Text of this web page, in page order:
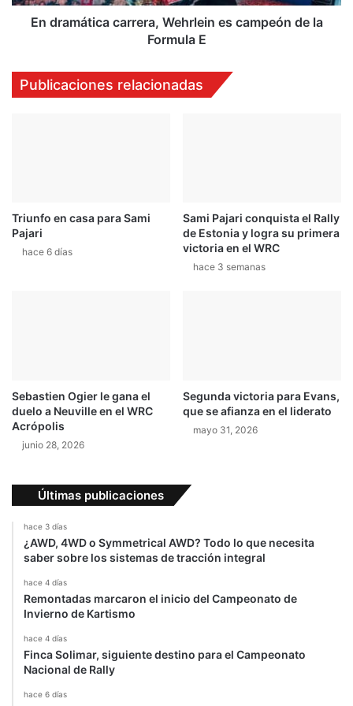
Formula
En dramática carrera, Wehrlein es campeón de la
Formula E
Publicaciones relacionadas
Triunfo en casa para Sami
Pajari
hace 6 días
Sami Pajari conquista el Rally
de Estonia y logra su primera
victoria en el WRC
hace 3 semanas
Sebastien Ogier le gana el
duelo a Neuville en el WRC
Acrópolis
junio 28, 2026
Segunda victoria para Evans,
que se afianza en el liderato
mayo 31, 2026
Últimas publicaciones
hace 3 días
¿AWD, 4WD o Symmetrical AWD? Todo lo que necesita
saber sobre los sistemas de tracción integral
hace 4 días
Remontadas marcaron el inicio del Campeonato de
Invierno de Kartismo
hace 4 días
Finca Solimar, siguiente destino para el Campeonato
Nacional de Rally
hace 6 días